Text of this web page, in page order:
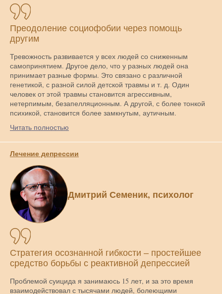
Преодоление социофобии через помощь
другим
Тревожность развивается у всех людей со сниженным
самопринятием. Другое дело, что у разных людей она
принимает разные формы. Это связано с различной
генетикой, с разной силой детской травмы и т. д. Один
человек от этой травмы становится агрессивным,
нетерпимым, безапелляционным. А другой, с более тонкой
психикой, становится более замкнутым, аутичным.
Читать полностью
Лечение депрессии
Дмитрий Семеник, психолог
Стратегия осознанной гибкости – простейшее
средство борьбы с реактивной депрессией
Проблемой суицида я занимаюсь 15 лет, и за это время
взаимодействовал с тысячами людей, болеющими